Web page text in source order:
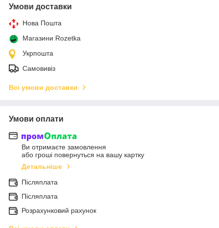
Умови доставки
Нова Пошта
Магазини Rozetka
Укрпошта
Самовивіз
Всі умови доставки
Умови оплати
Ви отримаєте замовлення
або гроші повернуться на вашу картку
Детальніше
Післяплата
Післяплата
Розрахунковий рахунок